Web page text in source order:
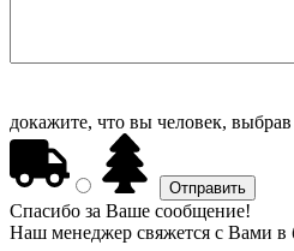
докажите, что вы человек, выбрав
Спасибо за Ваше сообщение!
Наш менеджер свяжется с Вами в